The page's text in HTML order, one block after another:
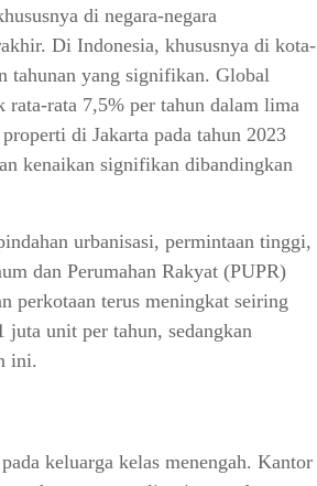
di negara-negara
Di Indonesia, khususnya di kota-
tahunan yang signifikan. Global
rata 7,5% per tahun dalam lima
di Jakarta pada tahun 2023
kenaikan signifikan dibandingkan
urbanisasi, permintaan tinggi,
dan Perumahan Rakyat (PUPR)
perkotaan terus meningkat seiring
juta unit per tahun, sedangkan
ini.
keluarga kelas menengah. Kantor